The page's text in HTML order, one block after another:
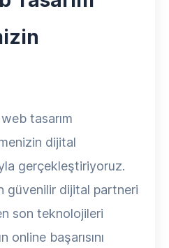
tasarım
dijital
gerçekleştiriyoruz.
güvenilir dijital partneri
son teknolojileri
online başarısını